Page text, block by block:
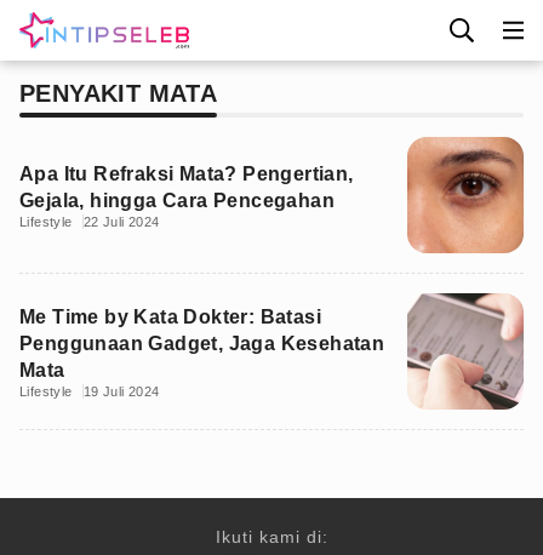
PENYAKIT MATA
Apa Itu Refraksi Mata? Pengertian,
Gejala, hingga Cara Pencegahan
Lifestyle 22 Juli 2024
Me Time by Kata Dokter: Batasi
Penggunaan Gadget, Jaga Kesehatan
Mata
Lifestyle 19 Juli 2024
Ikuti kami di: